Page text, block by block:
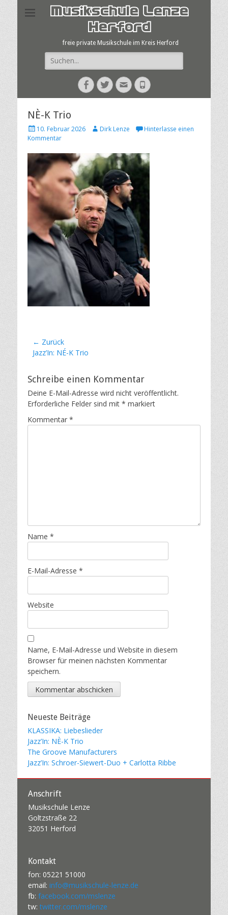
Musikschule Lenze
Herford
freie private Musikschule im Kreis Herford
Suche
nach:
Facebook
Twitter
E-
Mail
Telefon
NÈ-K Trio
Veröffentlicht
am
10. Februar 2026 AutorDirk Lenze
Hinterlasse einen
Kommentar
Beitragsnavigation
← Zurück
Vorheriger
Jazz’In: NÉ-K Trio
Schreibe einen Kommentar
Deine E-Mail-Adresse wird nicht veröffentlicht.
Erforderliche Felder sind mit * markiert
Kommentar *
Name *
E-Mail-Adresse *
Website
Name, E-Mail-Adresse und Website in diesem
Browser für meinen nächsten Kommentar
speichern.
Neueste Beiträge
KLASSIKA: Liebeslieder
Jazz’In: NÈ-K Trio
The Groove Manufacturers
Jazz’In: Schroer-Siewert-Duo + Carlotta Ribbe
Anschrift
Musikschule Lenze
Goltzstraße 22
32051 Herford
Kontakt
fon: 05221 51000
email: info@musikschule-lenze.de
fb: facebook.com/mslenze
tw: twitter.com/mslenze